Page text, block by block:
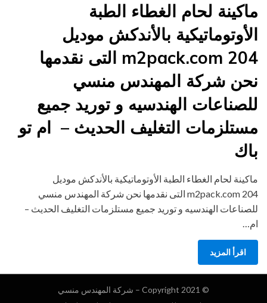
ماكينة لحام الغطاء الطبة
الأوتوماتيكية بالأندكش موديل
m2pack.com 204 التى نقدمها
نحن شركة المهندس منسي
للصناعات الهندسيه و توريد جميع
مستلزمات التغليف الحديث – ام تو
باك
ماكينة لحام الغطاء الطبة الأوتوماتيكية بالأندكش موديل
m2pack.com 204 التى نقدمها نحن شركة المهندس منسي
للصناعات الهندسيه و توريد جميع مستلزمات التغليف الحديث –
ام…
اقرأ المزيد
© Copyright 2021 – شركة المهندس منسي